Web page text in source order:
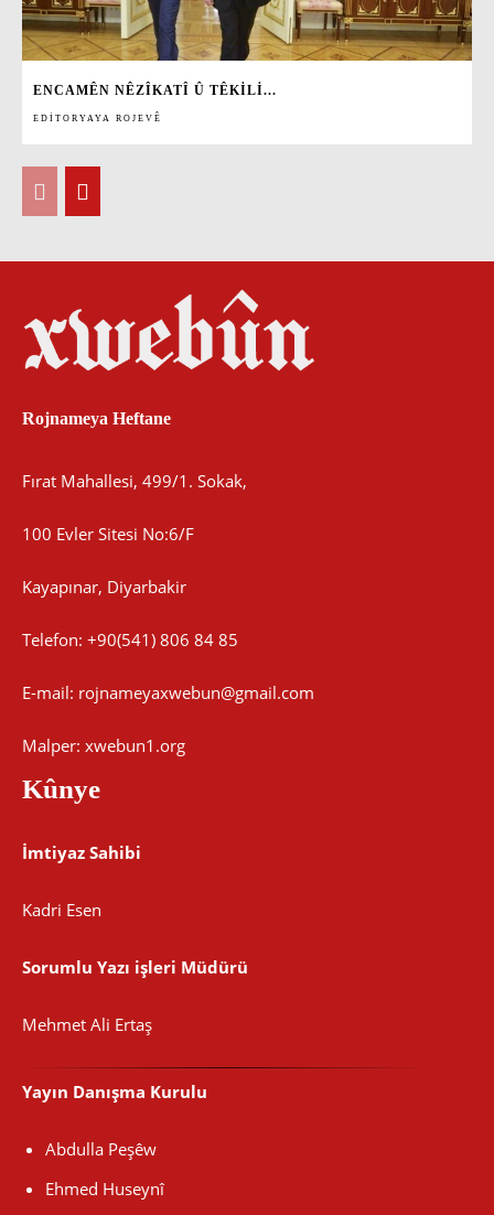
ENCAMÊN NÊZÎKATÎ Û TÊKILI...
EDITORYAYA ROJEVÊ
Rojnameya Heftane
Fırat Mahallesi, 499/1. Sokak,
100 Evler Sitesi No:6/F
Kayapınar, Diyarbakir
Telefon: +90(541) 806 84 85
E-mail: rojnameyaxwebun@gmail.com
Malper: xwebun1.org
Kûnye
İmtiyaz Sahibi
Kadri Esen
Sorumlu Yazı işleri Müdürü
Mehmet Ali Ertaş
Yayın Danışma Kurulu
Abdulla Peşêw
Ehmed Huseynî